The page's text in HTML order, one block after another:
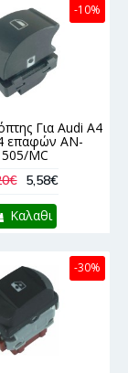
-10%
Για Audi A4
επαφών AN-
MC
5,58€
Καλαθι
-30%